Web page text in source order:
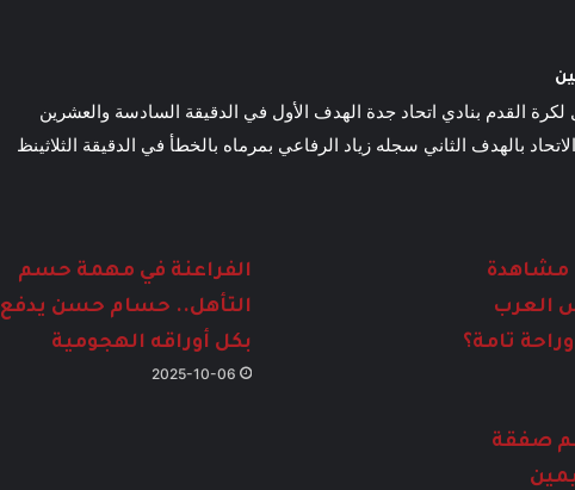
لكرة القدم بنادي اتحاد جدة الهدف الأول في الدقيقة السادسة والعشرين
بالهدف الثاني سجله زياد الرفاعي بمرماه بالخطأ في الدقيقة الثلاثينظ
مشاهدة
العرب
تامة؟
الفراعنة في مهمة حسم
التأهل.. حسام حسن يدفع
بكل أوراقه الهجومية
2025-10-06
صفقة